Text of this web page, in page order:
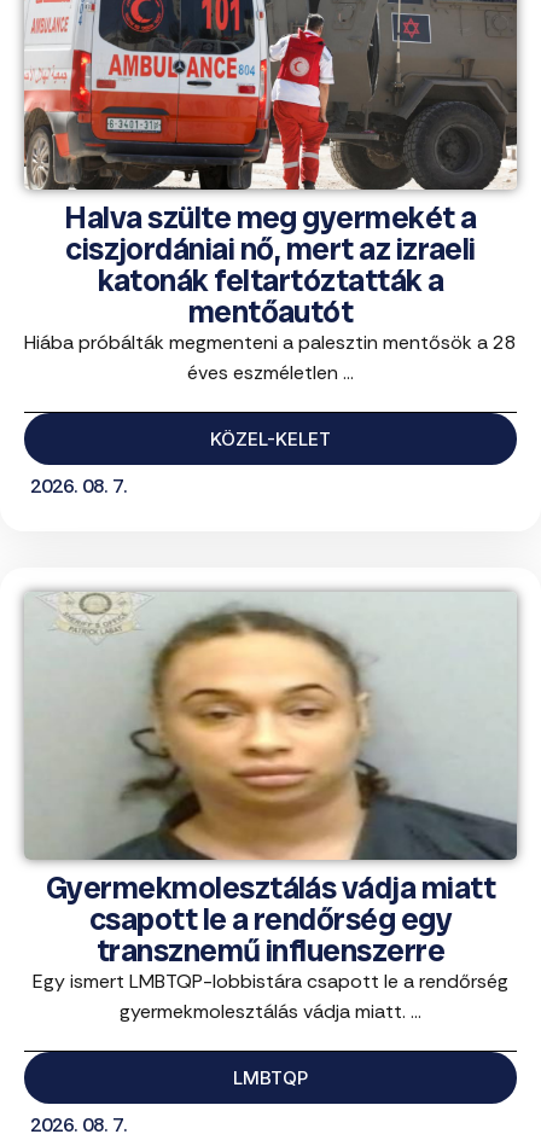
Halva szülte meg gyermekét a
ciszjordániai nő, mert az izraeli
katonák feltartóztatták a
mentőautót
Hiába próbálták megmenteni a palesztin mentősök a 28
éves eszméletlen ...
KÖZEL-KELET
2026. 08. 7.
Gyermekmolesztálás vádja miatt
csapott le a rendőrség egy
transznemű influenszerre
Egy ismert LMBTQP-lobbistára csapott le a rendőrség
gyermekmolesztálás vádja miatt. ...
LMBTQP
2026. 08. 7.